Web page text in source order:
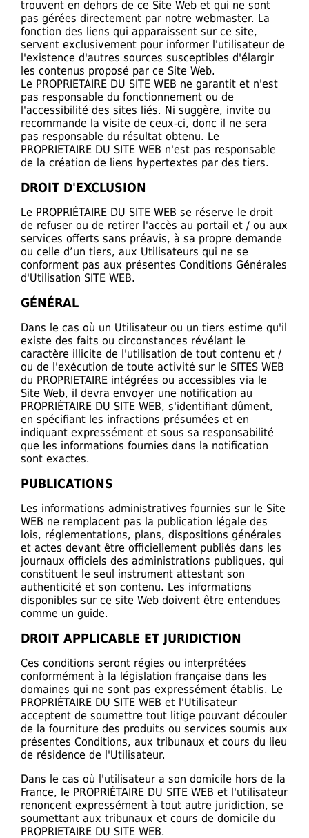
trouvent en dehors de ce Site Web et qui ne sont
pas gérées directement par notre webmaster. La
fonction des liens qui apparaissent sur ce site,
servent exclusivement pour informer l'utilisateur de
l'existence d'autres sources susceptibles d'élargir
les contenus proposé par ce Site Web.
Le PROPRIETAIRE DU SITE WEB ne garantit et n'est
pas responsable du fonctionnement ou de
l'accessibilité des sites liés. Ni suggère, invite ou
recommande la visite de ceux-ci, donc il ne sera
pas responsable du résultat obtenu. Le
PROPRIETAIRE DU SITE WEB n'est pas responsable
de la création de liens hypertextes par des tiers.
DROIT D'EXCLUSION
Le PROPRIÉTAIRE DU SITE WEB se réserve le droit
de refuser ou de retirer l'accès au portail et / ou aux
services offerts sans préavis, à sa propre demande
ou celle d’un tiers, aux Utilisateurs qui ne se
conforment pas aux présentes Conditions Générales
d'Utilisation SITE WEB.
GÉNÉRAL
Dans le cas où un Utilisateur ou un tiers estime qu'il
existe des faits ou circonstances révélant le
caractère illicite de l'utilisation de tout contenu et /
ou de l'exécution de toute activité sur le SITES WEB
du PROPRIETAIRE intégrées ou accessibles via le
Site Web, il devra envoyer une notification au
PROPRIÉTAIRE DU SITE WEB, s'identifiant dûment,
en spécifiant les infractions présumées et en
indiquant expressément et sous sa responsabilité
que les informations fournies dans la notification
sont exactes.
PUBLICATIONS
Les informations administratives fournies sur le Site
WEB ne remplacent pas la publication légale des
lois, réglementations, plans, dispositions générales
et actes devant être officiellement publiés dans les
journaux officiels des administrations publiques, qui
constituent le seul instrument attestant son
authenticité et son contenu. Les informations
disponibles sur ce site Web doivent être entendues
comme un guide.
DROIT APPLICABLE ET JURIDICTION
Ces conditions seront régies ou interprétées
conformément à la législation française dans les
domaines qui ne sont pas expressément établis. Le
PROPRIÉTAIRE DU SITE WEB et l'Utilisateur
acceptent de soumettre tout litige pouvant découler
de la fourniture des produits ou services soumis aux
présentes Conditions, aux tribunaux et cours du lieu
de résidence de l'Utilisateur.
Dans le cas où l'utilisateur a son domicile hors de la
France, le PROPRIÉTAIRE DU SITE WEB et l'utilisateur
renoncent expressément à tout autre juridiction, se
soumettant aux tribunaux et cours de domicile du
PROPRIETAIRE DU SITE WEB.